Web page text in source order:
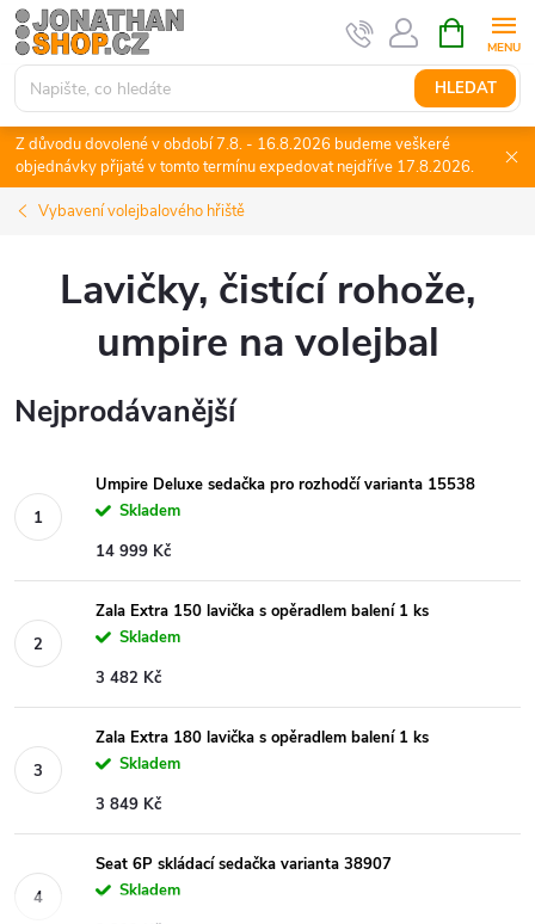
Přejít
na
obsah
HLEDAT
NÁKUPNÍ
KOŠÍK
Z důvodu dovolené v období 7.8. - 16.8.2026 budeme veškeré
objednávky přijaté v tomto termínu expedovat nejdříve 17.8.2026.
Vybavení volejbalového hřiště
Lavičky, čistící rohože,
umpire na volejbal
Nejprodávanější
Umpire Deluxe sedačka pro rozhodčí varianta 15538
Skladem
14 999 Kč
Zala Extra 150 lavička s opěradlem balení 1 ks
Skladem
3 482 Kč
Zala Extra 180 lavička s opěradlem balení 1 ks
Skladem
3 849 Kč
Seat 6P skládací sedačka varianta 38907
Skladem